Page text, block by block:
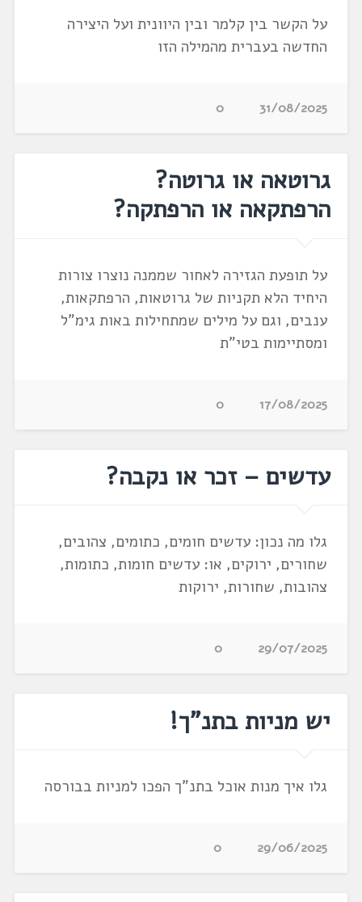
על הקשר בין קלמר ובין היוונית ועל היצירה
החדשה בעברית מהמילה הזו
31/08/2025
0
גרוטאה או גרוטה?
הרפתקאה או הרפתקה?
על תופעת הגזירה לאחור שממנה נוצרו צורות
היחיד הלא תקניות של גרוטאות, הרפתקאות,
ענבים, וגם על מילים שמתחילות באות גימ"ל
ומסתיימות בטי"ת
17/08/2025
0
עדשים – זכר או נקבה?
גלו מה נכון: עדשים חומים, כתומים, צהובים,
שחורים, ירוקים, או: עדשים חומות, כתומות,
צהובות, שחורות, ירוקות
29/07/2025
0
יש מניות בתנ"ך!
גלו איך מנות אוכל בתנ"ך הפכו למניות בבורסה
29/06/2025
0